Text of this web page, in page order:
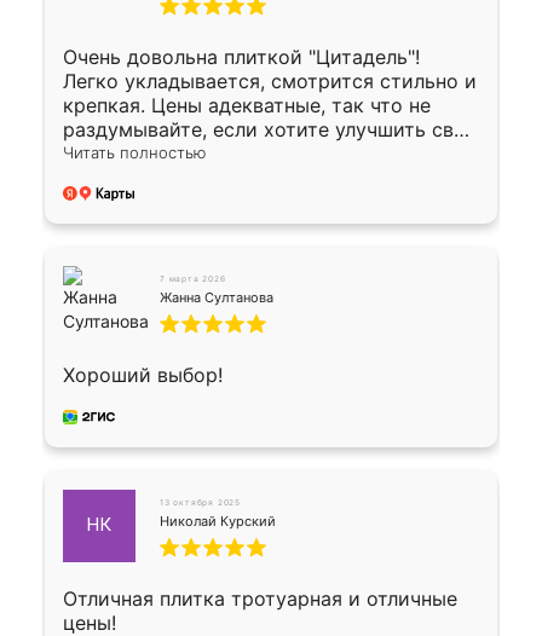
Очень довольна плиткой "Цитадель"!
Легко укладывается, смотрится стильно и
крепкая. Цены адекватные, так что не
раздумывайте, если хотите улучшить свой
двор!
Читать полностью
7 марта 2026
Жанна Султанова
Хороший выбор!
НК
13 октября 2025
Николай Курский
Отличная плитка тротуарная и отличные
цены!